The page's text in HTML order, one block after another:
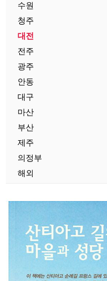
수원
청주
대전
전주
광주
안동
대구
마산
부산
제주
의정부
해외